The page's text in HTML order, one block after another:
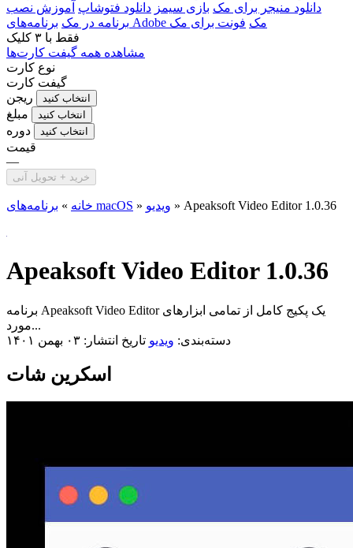
دانلود منیجر برای مک بازی سیمز دانلود فتوشاپ آموزش نصب
برنامه در مک
برنامه‌های Adobe مک فونت برای مک
فقط با ۳ کلیک
مشاهده همه گیفت کارت‌ها
نوع کارت
گیفت کارت
ریجن
انتخاب کنید
مبلغ انتخاب کنید
دوره انتخاب کنید
قیمت
—
خرید + تحویل آنی
خانه » برنامه‌های macOS » ویدیو » Apeaksoft Video Editor 1.0.36
Apeaksoft Video Editor 1.0.36
برنامه Apeaksoft Video Editor یک پکیج کامل از تمامی ابزار‌های
مورد...
دسته‌بندی: ویدیو تاریخ انتشار: ۰۳ بهمن ۱۴۰۱
اسکرین شات